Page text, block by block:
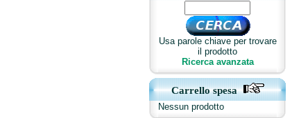
Usa parole chiave per trovare
il prodotto
Ricerca avanzata
Carrello spesa
Nessun prodotto